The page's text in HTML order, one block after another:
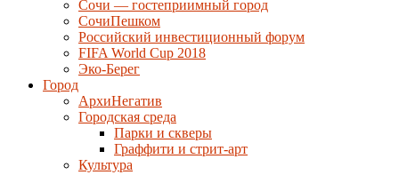
Сочи — гостеприимный город
СочиПешком
Российский инвестиционный форум
FIFA World Cup 2018
Эко-Берег
Город
АрхиНегатив
Городская среда
Парки и скверы
Граффити и стрит-арт
Культура